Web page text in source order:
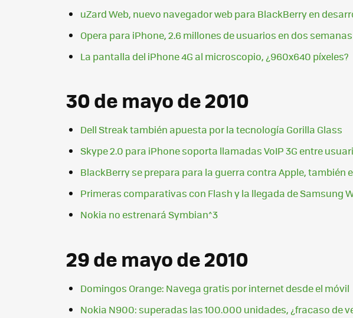
uZard Web, nuevo navegador web para BlackBerry en
Opera para iPhone, 2.6 millones de usuarios en dos semanas
La pantalla del iPhone 4G al microscopio, ¿960x640 píxeles?
30 de mayo de 2010
Dell Streak también apuesta por la tecnología Gorilla Glass
Skype 2.0 para iPhone soporta llamadas VoIP 3G entre
BlackBerry se prepara para la guerra contra Apple, también
Primeras comparativas con Flash y la llegada de Samsung
Nokia no estrenará Symbian^3
29 de mayo de 2010
Domingos Orange: Navega gratis por internet desde el móvil
Nokia N900: superadas las 100.000 unidades, ¿fracaso de